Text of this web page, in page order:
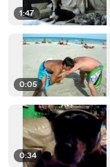
1:47
0:05
0:34